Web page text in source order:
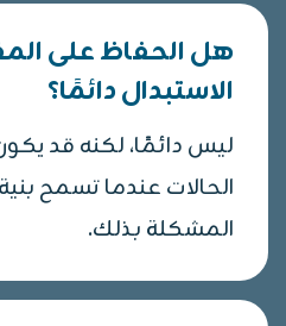
هل الحفاظ على
الاستبدال دائمًا؟
ليس دائمًا، لكنه قد
الحالات عندما تسمح
المشكلة بذلك.